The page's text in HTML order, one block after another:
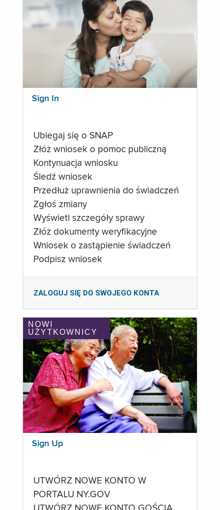
Sign In
Ubiegaj się o SNAP
Złóż wniosek o pomoc publiczną
Kontynuacja wniosku
Śledź wniosek
Przedłuż uprawnienia do świadczeń
Zgłoś zmiany
Wyświetl szczegóły sprawy
Złóż dokumenty weryfikacyjne
Wniosek o zastąpienie świadczeń
Podpisz wniosek
ZALOGUJ SIĘ DO SWOJEGO KONTA
NOWI
UŻYTKOWNICY
Sign Up
UTWÓRZ NOWE KONTO W
PORTALU NY.GOV